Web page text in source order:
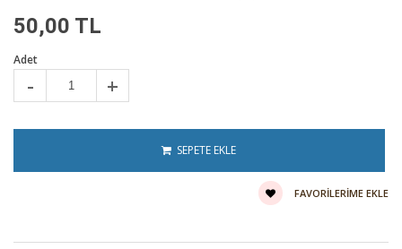
50,00 TL
Adet
- +
SEPETE EKLE
FAVORILERIME EKLE